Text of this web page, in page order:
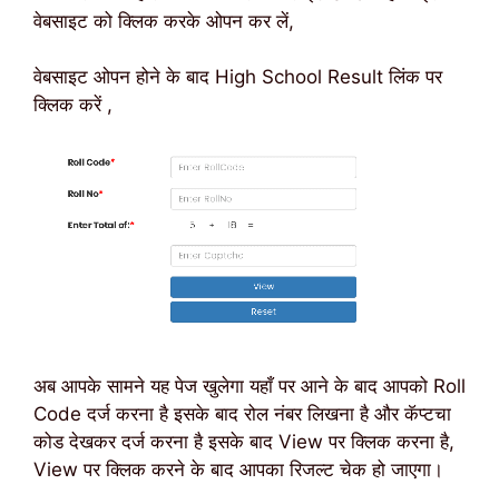
वेबसाइट को क्लिक करके ओपन कर लें,
वेबसाइट ओपन होने के बाद High School Result लिंक पर
क्लिक करें ,
अब आपके सामने यह पेज खुलेगा यहाँ पर आने के बाद आपको Roll
Code दर्ज करना है इसके बाद रोल नंबर लिखना है और कॅप्टचा
कोड देखकर दर्ज करना है इसके बाद View पर क्लिक करना है,
View पर क्लिक करने के बाद आपका रिजल्ट चेक हो जाएगा।